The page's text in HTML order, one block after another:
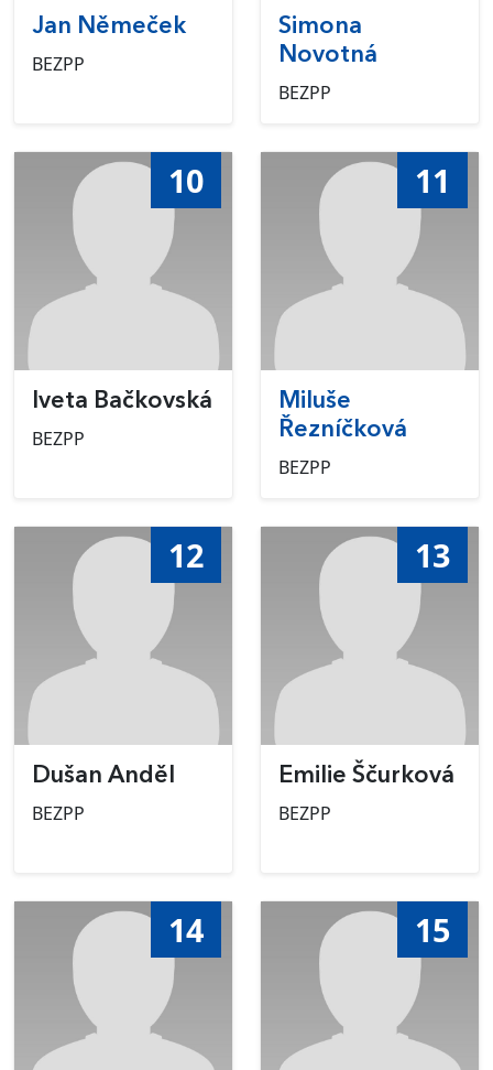
Jan Němeček
BEZPP
Simona
Novotná
BEZPP
10
Iveta Bačkovská
BEZPP
11
Miluše
Řezníčková
BEZPP
12
Dušan Anděl
BEZPP
13
Emilie Ščurková
BEZPP
14 15